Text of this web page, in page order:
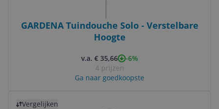
GARDENA Tuindouche Solo - Verstelbare
Hoogte
v.a. € 35,66
-6%
4 prijzen
Ga naar goedkoopste
Vergelijken